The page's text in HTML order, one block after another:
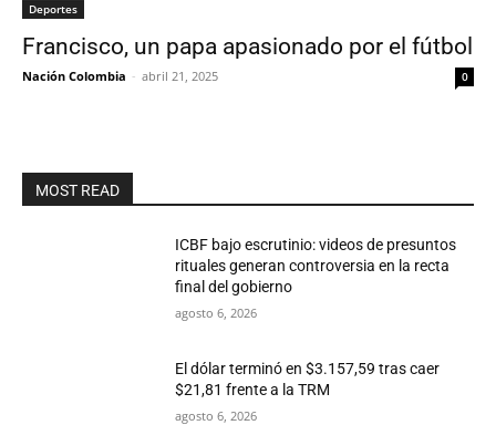
Deportes
Francisco, un papa apasionado por el fútbol
Nación Colombia - abril 21, 2025 0
MOST READ
ICBF bajo escrutinio: videos de presuntos
rituales generan controversia en la recta
final del gobierno
agosto 6, 2026
El dólar terminó en $3.157,59 tras caer
$21,81 frente a la TRM
agosto 6, 2026